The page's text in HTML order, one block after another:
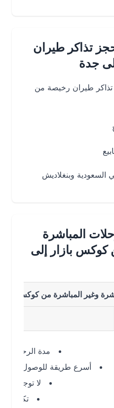
طيران
طيران رخيصة من
وبنغلاديش
المباشرة
بازار إلى
المباشرة من كوكس بازار الى
مدة الرحلة: أقصر
أسرع طريقة للوصول إلى جدة
لا توجد توقفات
تكلفة أعلى